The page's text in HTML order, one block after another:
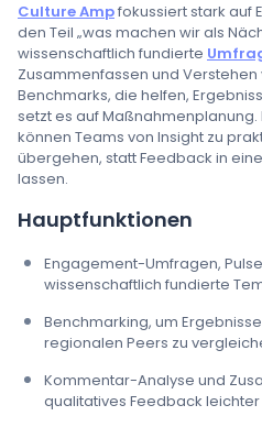
Culture Ampfokussiert stark auf
den Teil „was machen wir als
wissenschaftlich fundierte
Zusammenfassen und
Benchmarks, die helfen,
setzt es auf
können Teams von Insight zu
übergehen, statt Feedback in
lassen.
Hauptfunktionen
Engagement-Umfragen,
wissenschaftlich fundierte
Benchmarking, um
regionalen Peers zu
Kommentar-Analyse und
qualitatives Feedback